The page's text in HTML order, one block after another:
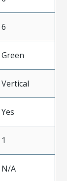
6
Green
Vertical
Yes
1
N/A